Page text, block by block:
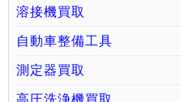
溶接機買取
自動車整備工具
測定器買取
高圧洗浄機買取